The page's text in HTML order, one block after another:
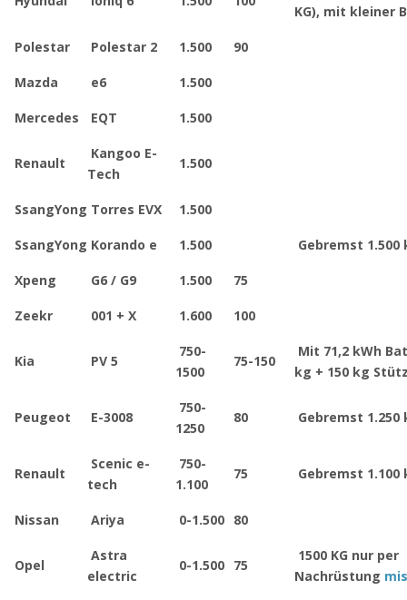
KG), mit kleiner
Polestar Polestar 2 1.500 90
Mazda e6 1.500
Mercedes EQT 1.500
Renault
Kangoo E-
Tech
1.500
SsangYong Torres EVX 1.500
SsangYong Korando e 1.500 Gebremst
Xpeng G6 / G9 1.500 75
Zeekr 001 + X 1.600 100
Kia PV 5
750-
1500
75-150
Mit 71,2 kWh
kg + 150 kg
Peugeot E-3008
750-
1250
80 Gebremst
Renault
Scenic e-
tech
750-
1.100
75 Gebremst
Nissan Ariya 0-1.500 80
Opel
Astra
electric
0-1.500 75
1500 KG nur per
Nachrüstung